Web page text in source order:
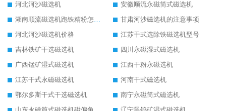
河北河沙磁选机
安徽顺流永磁筒式磁选机
湖南顺流磁选机跑铁精粉怎么处理
甘肃河沙磁选机的注意事项
河北河沙磁选机价格
江苏干式选除铁磁选机型号
吉林铁矿干选磁选机
四川永磁湿式磁选机
广西锰矿湿式磁选机
江西干粉永磁选机
江苏干式永磁磁选机
河南干式磁选机
鄂尔多斯干式干选磁选机
南宁永磁筒式磁选机